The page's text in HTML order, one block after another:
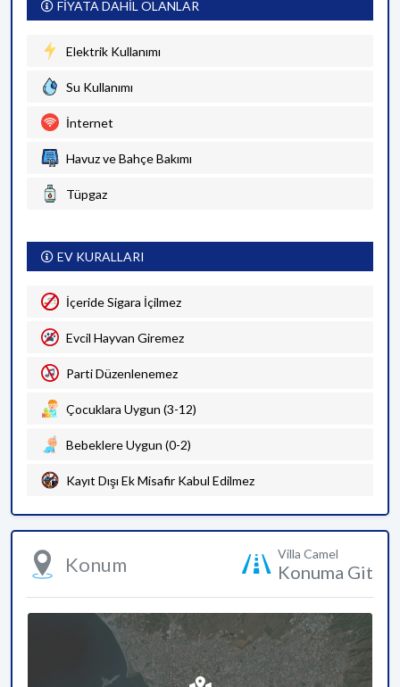
FİYATA DAHİL OLANLAR
Elektrik Kullanımı
Su Kullanımı
İnternet
Havuz ve Bahçe Bakımı
Tüpgaz
EV KURALLARI
İçeride Sigara İçilmez
Evcil Hayvan Giremez
Parti Düzenlenemez
Çocuklara Uygun (3-12)
Bebeklere Uygun (0-2)
Kayıt Dışı Ek Misafir Kabul Edilmez
Konum Villa Camel
Konuma Git